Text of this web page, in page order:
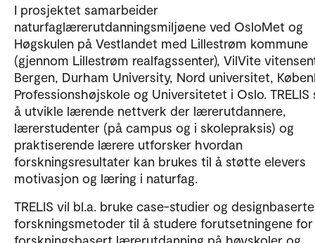
I prosjektet samarbeider
naturfaglærerutdanningsmiljøene ved OsloMet og
Høgskulen på Vestlandet med Lillestrøm kommune
(gjennom Lillestrøm realfagssenter), VilVite
Bergen, Durham University, Nord universitet,
Professionshøjskole og Universitetet i Oslo. TRELIS
å utvikle lærende nettverk der lærerutdannere,
lærerstudenter (på campus og i skolepraksis) og
praktiserende lærere utforsker hvordan
forskningsresultater kan brukes til å støtte elevers
motivasjon og læring i naturfag.
TRELIS vil bl.a. bruke case-studier og designbaserte
forskningsmetoder til å studere forutsetningene for
forskningsbasert lærerutdanning på høyskoler og